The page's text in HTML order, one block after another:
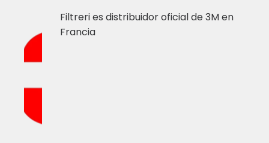
Filtreri es distribuidor oficial de 3M en
Francia